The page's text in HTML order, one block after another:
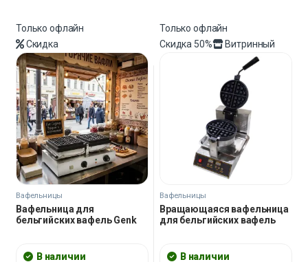
Только офлайн
Скидка
Вафельницы
Вафельница для
бельгийских вафель Genk
В наличии
Только офлайн
Скидка 50% Витринный
Вафельницы
Вращающаяся вафельница
для бельгийских вафель
В наличии